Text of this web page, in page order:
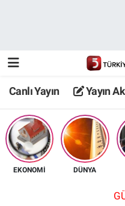
Canlı Yayın Yayın
EKONOMİ DÜNYA
TV 5 Ekranı ve